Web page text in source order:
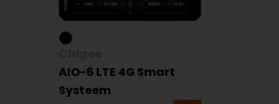
AIO-6 LTE 4G Smart
Systeem